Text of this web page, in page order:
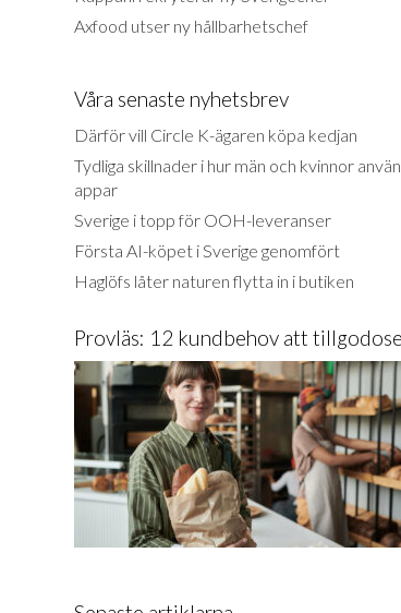
Axfood utser ny hållbarhetschef
Våra senaste nyhetsbrev
Därför vill Circle K-ägaren köpa kedjan
Tydliga skillnader i hur män och kvinnor
appar
Sverige i topp för OOH-leveranser
Första AI-köpet i Sverige genomfört
Haglöfs låter naturen flytta in i butiken
Provläs: 12 kundbehov att tillgodose